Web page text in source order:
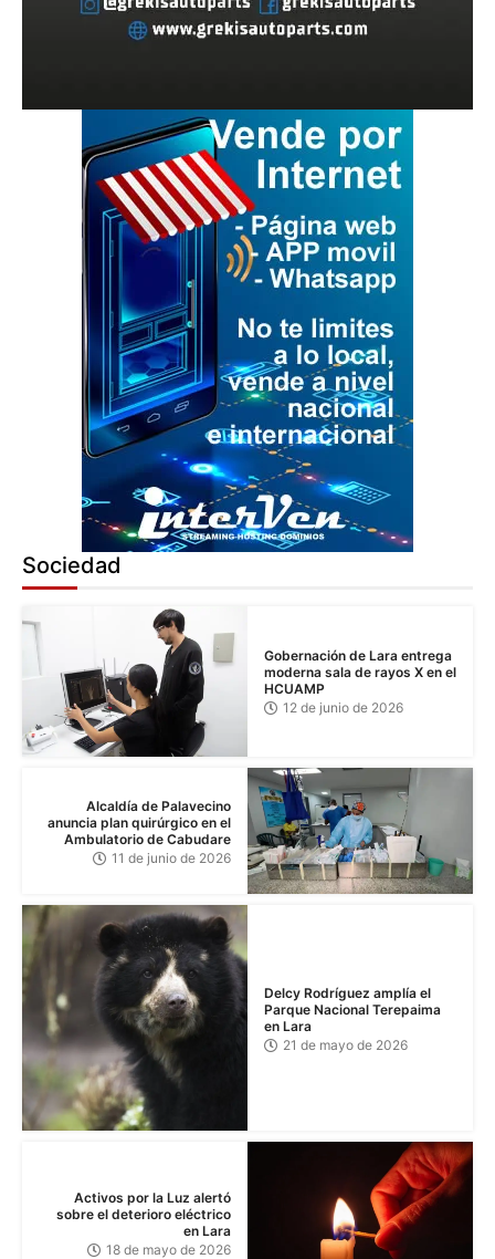
Sociedad
Gobernación de Lara entrega
moderna sala de rayos X en el
HCUAMP
12 de junio de 2026
Alcaldía de Palavecino
anuncia plan quirúrgico en el
Ambulatorio de Cabudare
11 de junio de 2026
Delcy Rodríguez amplía el
Parque Nacional Terepaima
en Lara
21 de mayo de 2026
Activos por la Luz alertó
sobre el deterioro eléctrico
en Lara
18 de mayo de 2026